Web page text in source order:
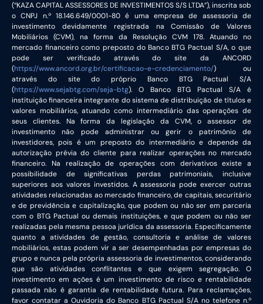
(“KAZA CAPITAL ASSESSORES DE INVESTIMENTOS S/S LTDA”), inscrita sob
o CNPJ n.º 18.146.649/0001-80 é uma empresa de assessoria de
investimento devidamente registrada na Comissão de Valores
Mobiliários (CVM), na forma da Resolução CVM 178. Atuando no
mercado financeiro como preposto do Banco BTG Pactual S/A, o que
pode ser verificado através do site da ANCORD
(https://www.ancord.org.br/certificacao-e-credenciamento/) ou
através do site do próprio Banco BTG Pactual S/A
(https://www.sejabtg.com/seja-btg). O Banco BTG Pactual S/A é
instituição financeira integrante do sistema de distribuição de títulos e
valores mobiliários, atuando como intermediário das operações de
seus clientes. Na forma da legislação da CVM, o assessor de
investimento não pode administrar ou gerir o patrimônio de
investidores, pois é um preposto do intermediário e depende da
autorização prévia do cliente para realizar operações no mercado
financeiro. Na realização de operações com derivativos existe a
possibilidade de significativas perdas patrimoniais, inclusive
superiores aos valores investidos. A assessoria pode exercer outras
atividades relacionadas ao mercado financeiro, de capitais, securitário
e de previdência e capitalização, que podem ou não ser em parceria
com o BTG Pactual ou demais instituições, e que podem ou não ser
realizadas pela mesma pessoa jurídica da assessoria. Especificamente
quanto a atividades de gestão, consultoria e análise de valores
mobiliários, estas podem vir a ser desempenhadas por empresas do
grupo e nunca pela própria assessoria de investimentos, considerando
que são atividades conflitantes e que exigem segregação. O
investimento em ações é um investimento de risco e rentabilidade
passada não é garantia de rentabilidade futura. Para reclamações,
favor contatar a Ouvidoria do Banco BTG Pactual S/A no telefone n.º